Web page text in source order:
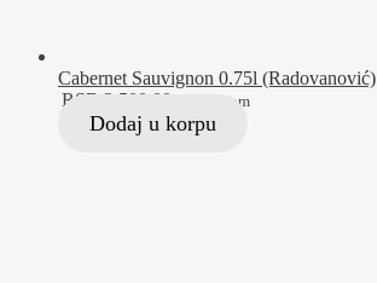
Cabernet Sauvignon 0.75l (Radovanović)
RSD 2.500,00 Sa PDV-om
Dodaj u korpu